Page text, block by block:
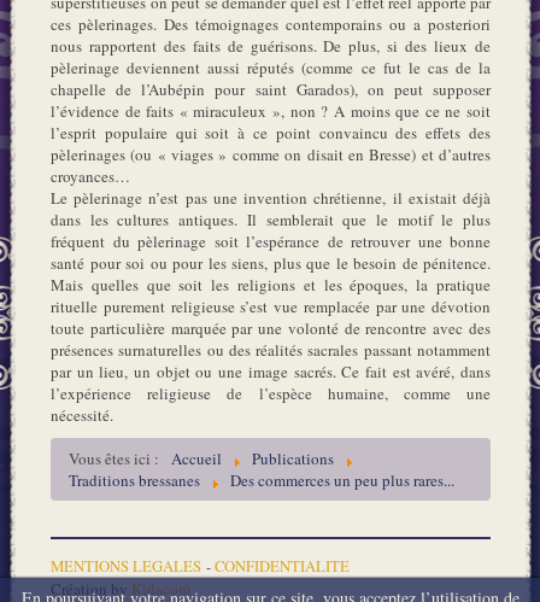
ces pèlerinages. Des témoignages contemporains ou a posteriori
nous rapportent des faits de guérisons. De plus, si des lieux de
pèlerinage deviennent aussi réputés (comme ce fut le cas de la
chapelle de l’Aubépin pour saint Garados), on peut supposer
l’évidence de faits « miraculeux », non ? A moins que ce ne soit
l’esprit populaire qui soit à ce point convaincu des effets des
pèlerinages (ou « viages » comme on disait en Bresse) et d’autres
croyances…
Le pèlerinage n’est pas une invention chrétienne, il existait déjà
dans les cultures antiques. Il semblerait que le motif le plus
fréquent du pèlerinage soit l’espérance de retrouver une bonne
santé pour soi ou pour les siens, plus que le besoin de pénitence.
Mais quelles que soit les religions et les époques, la pratique
rituelle purement religieuse s’est vue remplacée par une dévotion
toute particulière marquée par une volonté de rencontre avec des
présences surnaturelles ou des réalités sacrales passant notamment
par un lieu, un objet ou une image sacrés. Ce fait est avéré, dans
l’expérience religieuse de l’espèce humaine, comme une
nécessité.
Vous êtes ici :
Accueil
Publications
Traditions bressanes
Des commerces un peu plus rares...
MENTIONS LEGALES -CONFIDENTIALITE
Création by Kidacom